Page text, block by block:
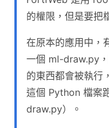
的權限，但是要把
在原本的應用中，
一個 ml-draw.py
的東西都會被執行
這個 Python 檔案
draw.py）。